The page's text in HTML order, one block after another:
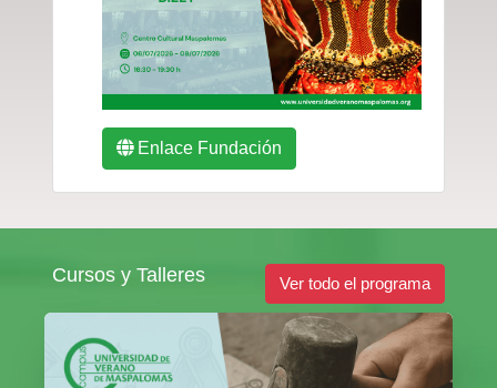
Enlace Fundación
Cursos y Talleres Ver todo el programa